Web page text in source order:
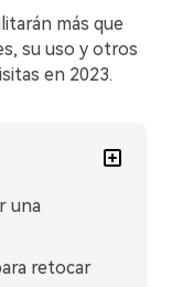
más que
su uso y otros
en 2023.
una
retocar